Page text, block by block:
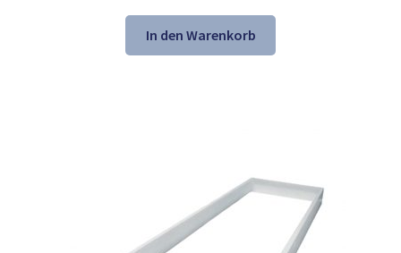
Preis
war:
55,10 €
Preis
ist:
19,99 €.
In den Warenkorb